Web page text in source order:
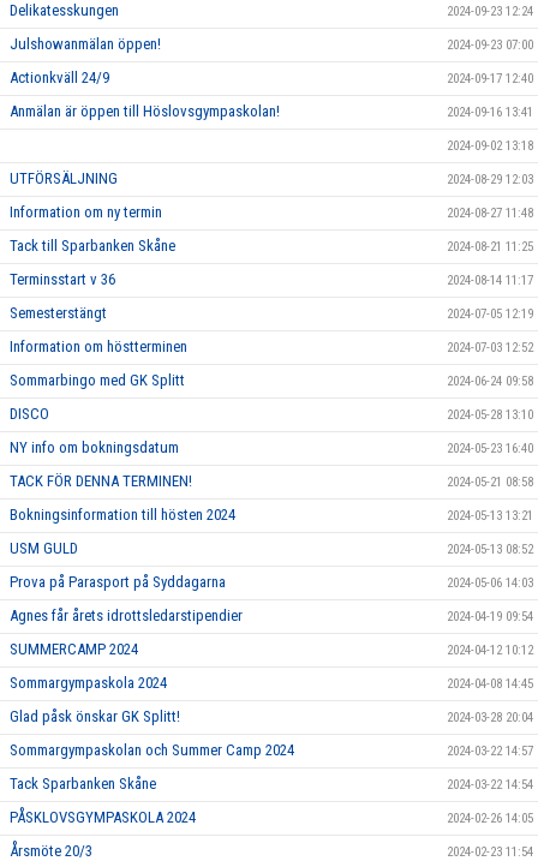
Delikatesskungen 2024-09-23 12:24
Julshowanmälan öppen! 2024-09-23 07:00
Actionkväll 24/9 2024-09-17 12:40
Anmälan är öppen till Höslovsgympaskolan! 2024-09-16 13:41
2024-09-02 13:18
UTFÖRSÄLJNING 2024-08-29 12:03
Information om ny termin 2024-08-27 11:48
Tack till Sparbanken Skåne 2024-08-21 11:25
Terminsstart v 36 2024-08-14 11:17
Semesterstängt 2024-07-05 12:19
Information om höstterminen 2024-07-03 12:52
Sommarbingo med GK Splitt 2024-06-24 09:58
DISCO 2024-05-28 13:10
NY info om bokningsdatum 2024-05-23 16:40
TACK FÖR DENNA TERMINEN! 2024-05-21 08:58
Bokningsinformation till hösten 2024 2024-05-13 13:21
USM GULD 2024-05-13 08:52
Prova på Parasport på Syddagarna 2024-05-06 14:03
Agnes får årets idrottsledarstipendier 2024-04-19 09:54
SUMMERCAMP 2024 2024-04-12 10:12
Sommargympaskola 2024 2024-04-08 14:45
Glad påsk önskar GK Splitt! 2024-03-28 20:04
Sommargympaskolan och Summer Camp 2024 2024-03-22 14:57
Tack Sparbanken Skåne 2024-03-22 14:54
PÅSKLOVSGYMPASKOLA 2024 2024-02-26 14:05
Årsmöte 20/3 2024-02-23 11:54